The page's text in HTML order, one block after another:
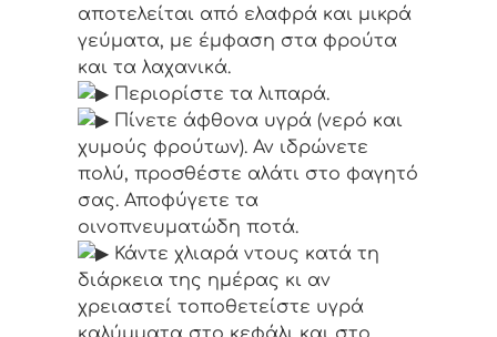
αποτελείται από ελαφρά και μικρά
γεύματα, με έμφαση στα φρούτα
και τα λαχανικά.
Περιορίστε τα λιπαρά.
Πίνετε άφθονα υγρά (νερό και
χυμούς φρούτων). Αν ιδρώνετε
πολύ, προσθέστε αλάτι στο φαγητό
σας. Αποφύγετε τα
οινοπνευματώδη ποτά.
Κάντε χλιαρά ντους κατά τη
διάρκεια της ημέρας κι αν
χρειαστεί τοποθετείστε υγρά